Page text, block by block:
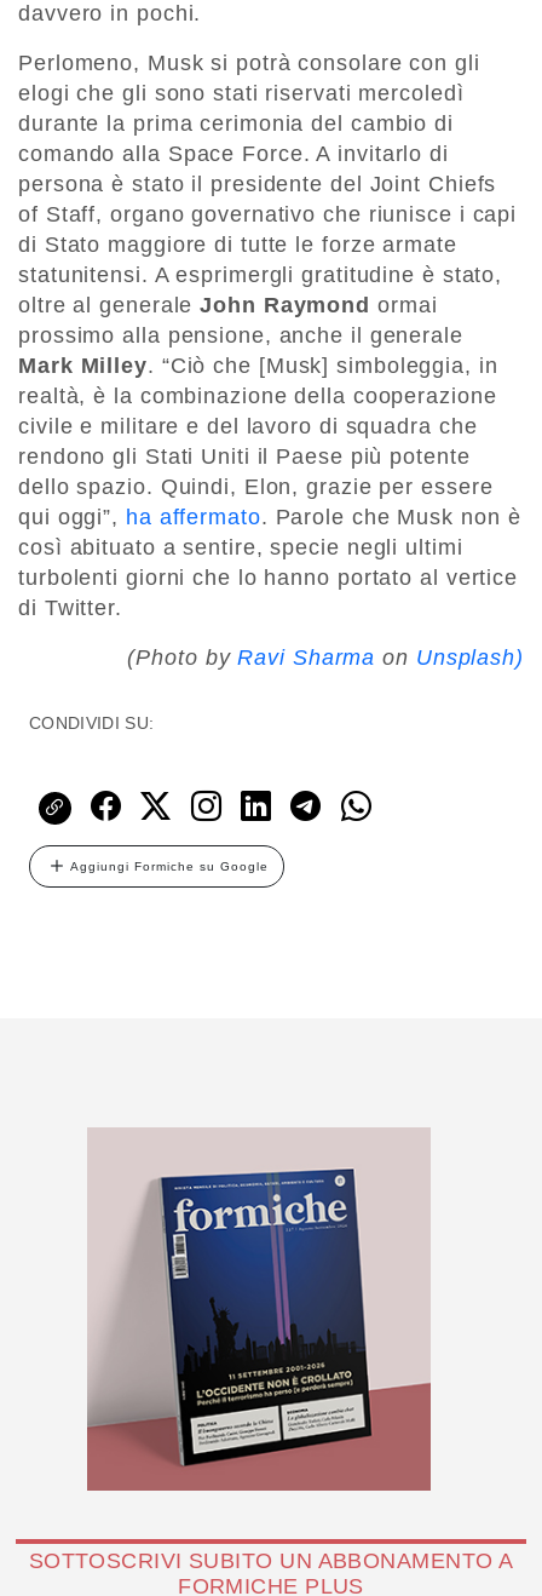
davvero in pochi.
Perlomeno, Musk si potrà consolare con gli
elogi che gli sono stati riservati mercoledì
durante la prima cerimonia del cambio di
comando alla Space Force. A invitarlo di
persona è stato il presidente del Joint Chiefs
of Staff, organo governativo che riunisce i capi
di Stato maggiore di tutte le forze armate
statunitensi. A esprimergli gratitudine è stato,
oltre al generaleJohn Raymond ormai
prossimo alla pensione, anche il generale
Mark Milley. “Ciò che [Musk] simboleggia, in
realtà, è la combinazione della cooperazione
civile e militare e del lavoro di squadra che
rendono gli Stati Uniti il Paese più potente
dello spazio. Quindi, Elon, grazie per essere
qui oggi”, ha affermato. Parole che Musk non è
così abituato a sentire, specie negli ultimi
turbolenti giorni che lo hanno portato al vertice
di Twitter.
(Photo byRavi Sharma on Unsplash)
CONDIVIDI SU:
Aggiungi Formiche su Google
SOTTOSCRIVI SUBITO UN ABBONAMENTO A
FORMICHE PLUS